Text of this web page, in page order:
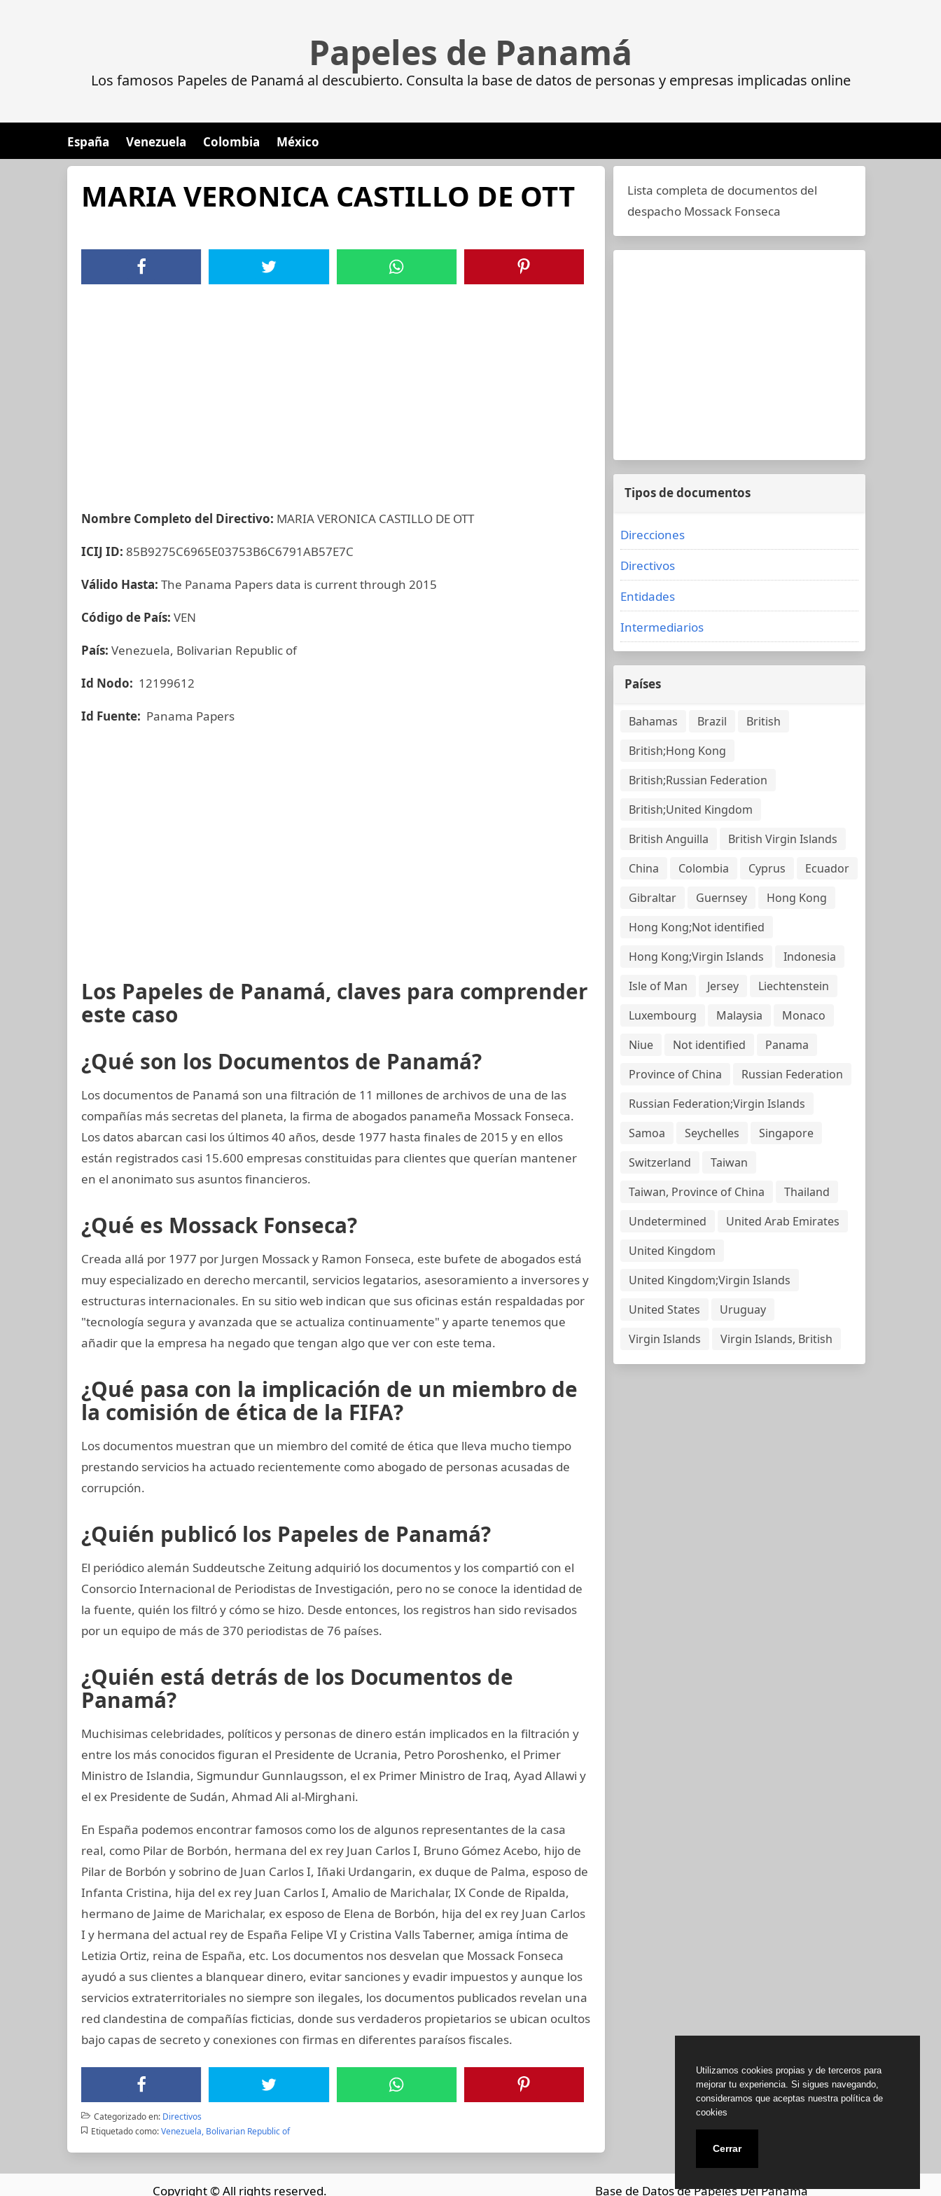
Papeles de Panamá
Los famosos Papeles de Panamá al descubierto. Consulta la base de datos de personas y empresas implicadas online
España Venezuela Colombia México
MARIA VERONICA CASTILLO DE OTT
Nombre Completo del Directivo: MARIA VERONICA CASTILLO DE OTT
ICIJ ID: 85B9275C6965E03753B6C6791AB57E7C
Válido Hasta: The Panama Papers data is current through 2015
Código de País: VEN
País: Venezuela, Bolivarian Republic of
Id Nodo: 12199612
Id Fuente: Panama Papers
Los Papeles de Panamá, claves para comprender
este caso
¿Qué son los Documentos de Panamá?
Los documentos de Panamá son una filtración de 11 millones de archivos de una de las
compañías más secretas del planeta, la firma de abogados panameña Mossack Fonseca.
Los datos abarcan casi los últimos 40 años, desde 1977 hasta finales de 2015 y en ellos
están registrados casi 15.600 empresas constituidas para clientes que querían mantener
en el anonimato sus asuntos financieros.
¿Qué es Mossack Fonseca?
Creada allá por 1977 por Jurgen Mossack y Ramon Fonseca, este bufete de abogados está
muy especializado en derecho mercantil, servicios legatarios, asesoramiento a inversores y
estructuras internacionales. En su sitio web indican que sus oficinas están respaldadas por
"tecnología segura y avanzada que se actualiza continuamente" y aparte tenemos que
añadir que la empresa ha negado que tengan algo que ver con este tema.
¿Qué pasa con la implicación de un miembro de
la comisión de ética de la FIFA?
Los documentos muestran que un miembro del comité de ética que lleva mucho tiempo
prestando servicios ha actuado recientemente como abogado de personas acusadas de
corrupción.
¿Quién publicó los Papeles de Panamá?
El periódico alemán Suddeutsche Zeitung adquirió los documentos y los compartió con el
Consorcio Internacional de Periodistas de Investigación, pero no se conoce la identidad de
la fuente, quién los filtró y cómo se hizo. Desde entonces, los registros han sido revisados
por un equipo de más de 370 periodistas de 76 países.
¿Quién está detrás de los Documentos de
Panamá?
Muchisimas celebridades, políticos y personas de dinero están implicados en la filtración y
entre los más conocidos figuran el Presidente de Ucrania, Petro Poroshenko, el Primer
Ministro de Islandia, Sigmundur Gunnlaugsson, el ex Primer Ministro de Iraq, Ayad Allawi y
el ex Presidente de Sudán, Ahmad Ali al-Mirghani.
En España podemos encontrar famosos como los de algunos representantes de la casa
real, como Pilar de Borbón, hermana del ex rey Juan Carlos I, Bruno Gómez Acebo, hijo de
Pilar de Borbón y sobrino de Juan Carlos I, Iñaki Urdangarin, ex duque de Palma, esposo de
Infanta Cristina, hija del ex rey Juan Carlos I, Amalio de Marichalar, IX Conde de Ripalda,
hermano de Jaime de Marichalar, ex esposo de Elena de Borbón, hija del ex rey Juan Carlos
I y hermana del actual rey de España Felipe VI y Cristina Valls Taberner, amiga íntima de
Letizia Ortiz, reina de España, etc. Los documentos nos desvelan que Mossack Fonseca
ayudó a sus clientes a blanquear dinero, evitar sanciones y evadir impuestos y aunque los
servicios extraterritoriales no siempre son ilegales, los documentos publicados revelan una
red clandestina de compañías ficticias, donde sus verdaderos propietarios se ubican ocultos
bajo capas de secreto y conexiones con firmas en diferentes paraísos fiscales.
Categorizado en: Directivos
Etiquetado como: Venezuela, Bolivarian Republic of
Lista completa de documentos del
despacho Mossack Fonseca
Tipos de documentos
Direcciones
Directivos
Entidades
Intermediarios
Países
Bahamas Brazil
British
British;Hong Kong
British;Russian Federation
British;United Kingdom
British Anguilla
British Virgin Islands
China
Colombia Cyprus
Ecuador
Gibraltar
Guernsey
Hong Kong
Hong Kong;Not identified
Hong Kong;Virgin Islands
Indonesia
Isle of Man
Jersey
Liechtenstein
Luxembourg
Malaysia
Monaco
Niue
Not identified
Panama
Province of China
Russian Federation
Russian Federation;Virgin Islands
Samoa
Seychelles
Singapore
Switzerland
Taiwan
Taiwan, Province of China
Thailand
Undetermined
United Arab Emirates
United Kingdom
United Kingdom;Virgin Islands
United States
Uruguay
Virgin Islands
Virgin Islands, British
Copyright © All rights reserved. Base de Datos de Papeles Del Panamá
Utilizamos cookies propias y de terceros para
mejorar tu experiencia. Si sigues navegando,
consideramos que aceptas nuestra política de
cookies
Cerrar